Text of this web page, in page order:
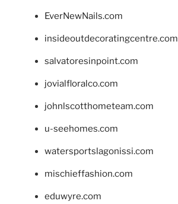
EverNewNails.com
insideoutdecoratingcentre.com
salvatoresinpoint.com
jovialfloralco.com
johnlscotthometeam.com
u-seehomes.com
watersportslagonissi.com
mischieffashion.com
eduwyre.com